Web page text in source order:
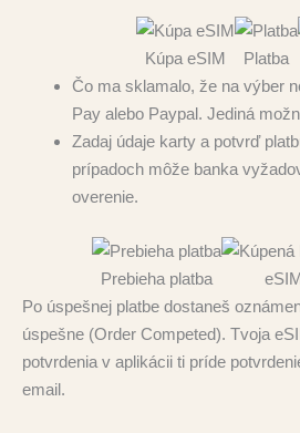
Kúpa eSIM Platba
Čo ma sklamalo, že na výber
Pay alebo Paypal. Jediná
Zadaj údaje karty a potvrď
prípadoch môže banka
overenie.
Prebieha platba
Po úspešnej platbe dostaneš
úspešne (Order Competed). Tvoja
potvrdenia v aplikácii ti príde
email.